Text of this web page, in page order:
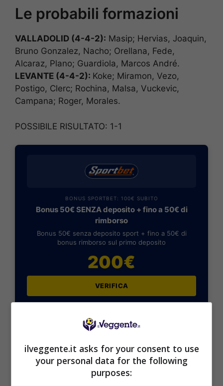
Le probabili formazioni
VALLADOLID (4-4-2): Masip; Hervias, Joaquin,
Bruno Gonzalez, Nacho; Orellana, Fede,
Alcaraz, Plano; Guardiola, Marcos André.
LEVANTE (4-4-2): Koke; Miramon, Vezo,
Postigo, Clerc; Rochina, Malsa, Vuckevic,
Campana; Roger, Morales.
POSSIBILE RISULTATO: 1-1
BONUS SPORTBET: 100€ SUBITO
Bonus 50€ SENZA deposito + fino a 50€ di
rimborso
Bonus 50€ senza deposito sport + fino a 50€ di
bonus rimborso sul primo deposito
200€
VERIFICA
BONUS BENVENUTO GOLDBET: 2.050€
ilveggente.it asks for your consent to use
your personal data for the following
purposes: